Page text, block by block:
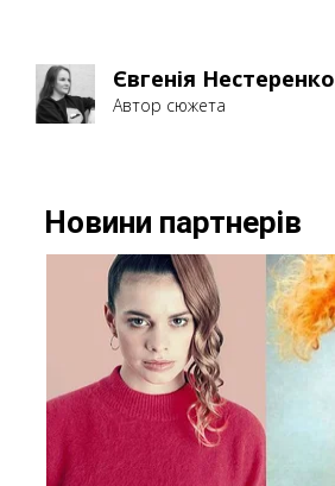
Євгенія Нестеренко
Автор сюжета